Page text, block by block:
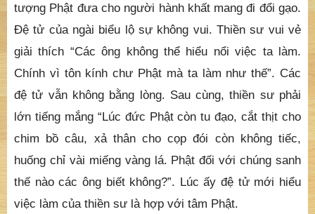
tượng Phật đưa cho người hành khất mang đi đổi gạo.
Đệ tử của ngài biểu lộ sự không vui. Thiền sư vui vẻ
giải thích “Các ông không thể hiểu nổi việc ta làm.
Chính vì tôn kính chư Phật mà ta làm như thế”. Các
đệ tử vẫn không bằng lòng. Sau cùng, thiền sư phải
lớn tiếng mắng “Lúc đức Phật còn tu đạo, cắt thịt cho
chim bồ câu, xả thân cho cọp đói còn không tiếc,
huống chỉ vài miếng vàng lá. Phật đối với chúng sanh
thế nào các ông biết không?”. Lúc ấy đệ tử mới hiểu
việc làm của thiền sư là hợp với tâm Phật.